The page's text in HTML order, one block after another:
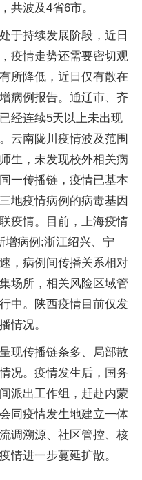
共波及4省6市。
于持续发展阶段，近日
疫情走势还需要密切观
所降低，近日仅有散在
病例报告。通辽市、齐
经连续5天以上未出现
云南陇川疫情波及范围
生，未发现校外相关病
一传播链，疫情已基本
地疫情病例的病毒基因
疫情。目前，上海疫情
增病例;浙江绍兴、宁
，病例间传播关系相对
场所，相关风险区域管
中。陕西疫情目前仅发
情况。
现传播链条多、局部散
况。疫情发生后，国务
派出工作组，赶赴内蒙
同疫情发生地建立一体
调溯源、社区管控、核
情进一步蔓延扩散。